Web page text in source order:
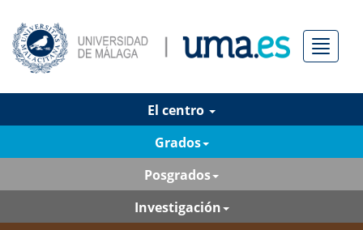
Menú
El centro
Grados
Posgrados
Investigación